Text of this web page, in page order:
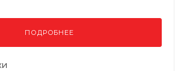
ПОДРОБНЕЕ